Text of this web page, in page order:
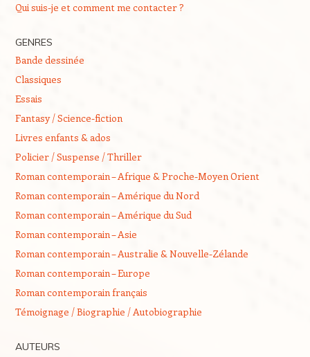
Qui suis-je et comment me contacter ?
GENRES
Bande dessinée
Classiques
Essais
Fantasy / Science-fiction
Livres enfants & ados
Policier / Suspense / Thriller
Roman contemporain – Afrique & Proche-Moyen Orient
Roman contemporain – Amérique du Nord
Roman contemporain – Amérique du Sud
Roman contemporain – Asie
Roman contemporain – Australie & Nouvelle-Zélande
Roman contemporain – Europe
Roman contemporain français
Témoignage / Biographie / Autobiographie
AUTEURS